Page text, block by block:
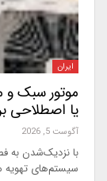
ایران
موتور سبک و
یا اصطلاحی
آگوست 5, 2026
با نزدیک‌شدن به
سیستم‌های تهویه